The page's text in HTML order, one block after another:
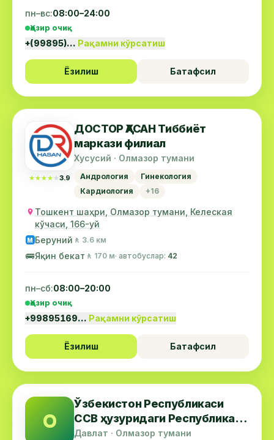
пн–вс:08:00–24:00
Ҳозир очиқ
+(99895)… Рақамни кўрсатиш
Ёзилиш Батафсил
★★★★★
★★★★★3.9
ДОСТОР ҲАСАН Тиббиёт
маркази филиал
Хусусий · Олмазор тумани
Андрология
Гинекология
Кардиология
+16
Тошкент шаҳри, Олмазор тумани, Келеская
кўчаси, 166-уй
М Беруний 🚶 3.6 км
🚌Яқин бекат 🚶 170 м· автобуслар: 42
пн–сб:08:00–20:00
Ҳозир очиқ
+99895169… Рақамни кўрсатиш
Ёзилиш Батафсил
О
Ўзбекистон Республикаси
ССВ ҳузуридаги Республика
онкология маркази
Давлат · Олмазор тумани